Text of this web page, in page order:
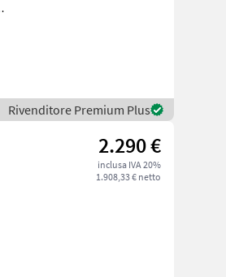
Rivenditore Premium Plus
2.290 €
inclusa IVA 20%
1.908,33 € netto